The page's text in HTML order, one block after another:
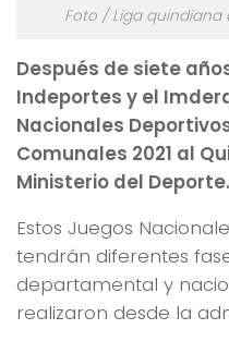
Foto / Liga quindiana
Después de siete
Indeportes y el
Nacionales
Comunales 2021 al
Ministerio del Deporte.
Estos Juegos
tendrán diferentes
departamental y
realizaron desde la